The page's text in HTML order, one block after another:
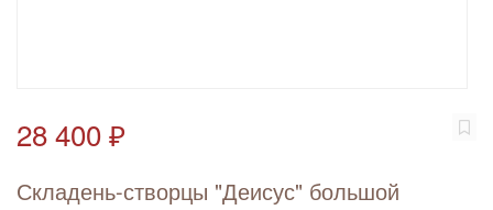
28 400 ₽
Складень-створцы "Деисус" большой